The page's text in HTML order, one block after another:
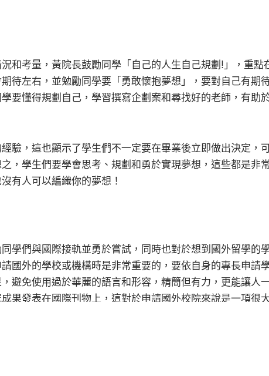
和考量，黃院長鼓勵同學「自己的人生自己規劃!」，重點
待左右，並勉勵同學要「勇敢懷抱夢想」，要對自己有期
要懂得規劃自己，學習撰寫企劃案和尋找好的老師，有助
驗，這也顯示了學生們不一定要在畢業後立即做出決定，
，學生們要學會思考、規劃和勇於實現夢想，這些都是非
有人可以編織你的夢想！
學們與國際接軌並勇於嘗試，同時也對於想到國外留學的
國外的學校或機構時是非常重要的，要依自身的專長申請
避免使用過於華麗的語言和形容，精簡但有力，更能讓人
果發表在國際刊物上，這對於申請國外校院來說是一項很